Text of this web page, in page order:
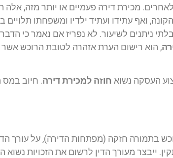
מכירת דירה פעמיים או יותר מזה, אלה
ואף עתידו ועתיד ילדיו ומשפחתו תלויים
ניתנים לשיעור. לא נפריז אם נאמר כי
, הוא רישום הערת אזהרה לטובת הרוכש
העסקה נשוא חוזה למכירת דירה. חיוב
בתמורה חזקה (מפתחות הדירה), על עורך
ייבצר מעורך הדין לרשום את הזכויות נשוא